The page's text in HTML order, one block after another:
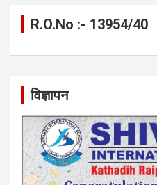
R.O.No :- 13954/40
विज्ञापन